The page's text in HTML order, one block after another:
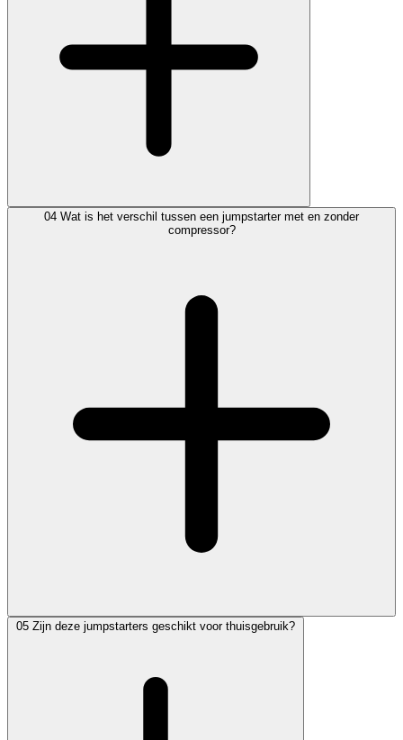
04 Wat is het verschil tussen een jumpstarter met en zonder
compressor?
05 Zijn deze jumpstarters geschikt voor thuisgebruik?